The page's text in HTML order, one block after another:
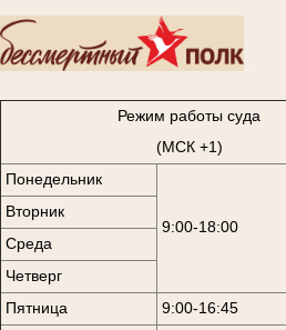
Режим работы суда
(МСК +1)
Понедельник
9:00-18:00
Вторник
Среда
Четверг
Пятница
9:00-16:45